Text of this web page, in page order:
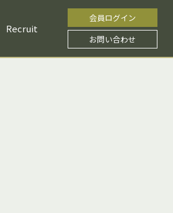
Recruit
会員ログイン
お問い合わせ